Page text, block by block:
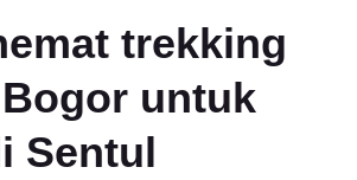
trekking
untuk
Sentul